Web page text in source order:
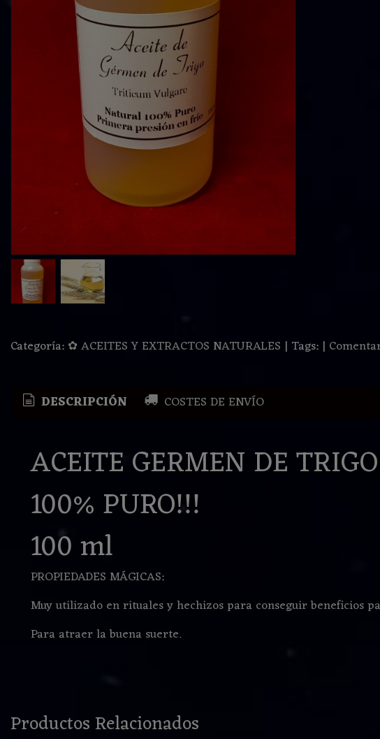
Categoría: ✿ ACEITES Y EXTRACTOS NATURALES | Tags: |
DESCRIPCIÓN COSTES DE ENVÍO
ACEITE GERMEN DE TRIGO
100% PURO!!!
100 ml
PROPIEDADES MÁGICAS:
Muy utilizado en rituales y hechizos para conseguir beneficios
Para atraer la buena suerte.
Productos Relacionados